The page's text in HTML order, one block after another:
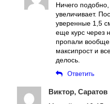
Ничего
увеличивает.
уверенные 1,5
еще курс через
пропали
максипрост и
делось.
Ответить
Виктор, Саратов